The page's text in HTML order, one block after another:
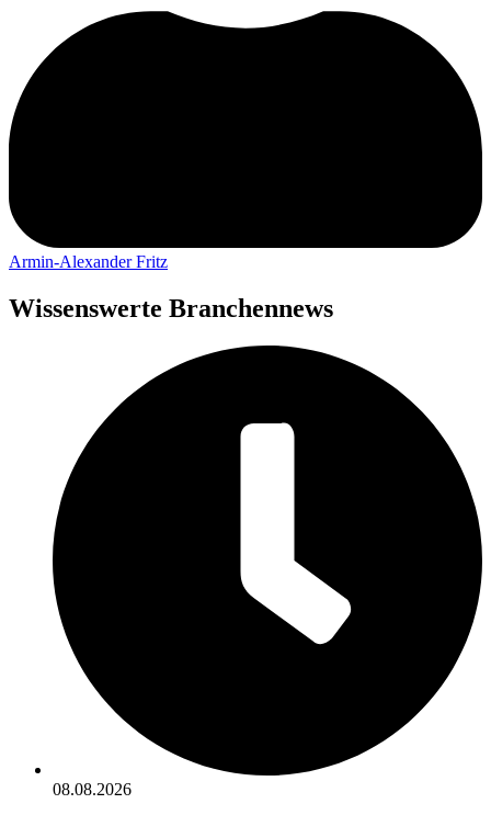
Armin-Alexander Fritz
Wissenswerte Branchennews
08.08.2026